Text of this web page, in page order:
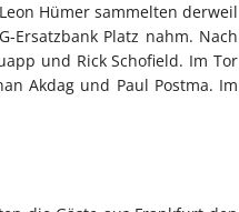
Hümer sammelten derweil
Ersatzbank Platz nahm. Nach
und Rick Schofield. Im Tor
Akdag und Paul Postma. Im